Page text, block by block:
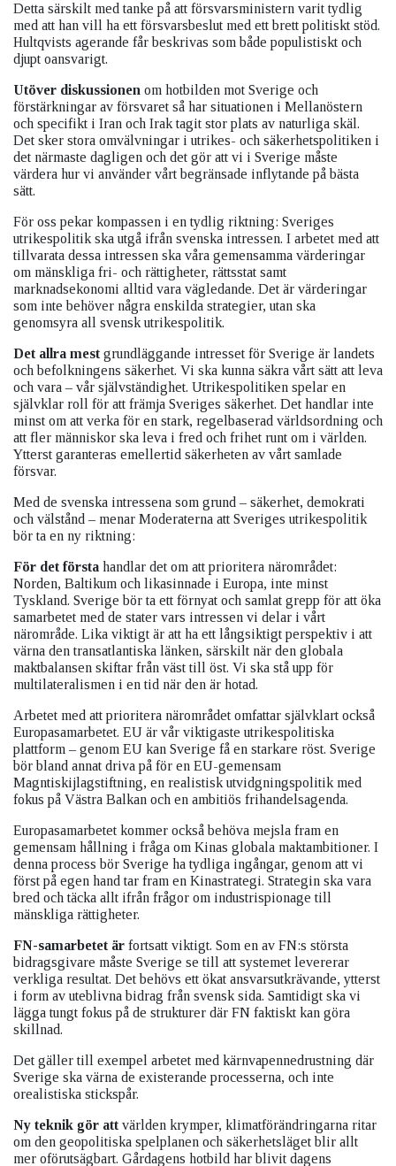
Detta särskilt med tanke på att försvarsministern varit tydlig
med att han vill ha ett försvarsbeslut med ett brett politiskt stöd.
Hultqvists agerande får beskrivas som både populistiskt och
djupt oansvarigt.
Utöver diskussionen om hotbilden mot Sverige och
förstärkningar av försvaret så har situationen i Mellanöstern
och specifikt i Iran och Irak tagit stor plats av naturliga skäl.
Det sker stora omvälvningar i utrikes- och säkerhetspolitiken i
det närmaste dagligen och det gör att vi i Sverige måste
värdera hur vi använder vårt begränsade inflytande på bästa
sätt.
För oss pekar kompassen i en tydlig riktning: Sveriges
utrikespolitik ska utgå ifrån svenska intressen. I arbetet med att
tillvarata dessa intressen ska våra gemensamma värderingar
om mänskliga fri- och rättigheter, rättsstat samt
marknadsekonomi alltid vara vägledande. Det är värderingar
som inte behöver några enskilda strategier, utan ska
genomsyra all svensk utrikespolitik.
Det allra mest grundläggande intresset för Sverige är landets
och befolkningens säkerhet. Vi ska kunna säkra vårt sätt att leva
och vara – vår självständighet. Utrikespolitiken spelar en
självklar roll för att främja Sveriges säkerhet. Det handlar inte
minst om att verka för en stark, regelbaserad världsordning och
att fler människor ska leva i fred och frihet runt om i världen.
Ytterst garanteras emellertid säkerheten av vårt samlade
försvar.
Med de svenska intressena som grund – säkerhet, demokrati
och välstånd – menar Moderaterna att Sveriges utrikespolitik
bör ta en ny riktning:
För det första handlar det om att prioritera närområdet:
Norden, Baltikum och likasinnade i Europa, inte minst
Tyskland. Sverige bör ta ett förnyat och samlat grepp för att öka
samarbetet med de stater vars intressen vi delar i vårt
närområde. Lika viktigt är att ha ett långsiktigt perspektiv i att
värna den transatlantiska länken, särskilt när den globala
maktbalansen skiftar från väst till öst. Vi ska stå upp för
multilateralismen i en tid när den är hotad.
Arbetet med att prioritera närområdet omfattar självklart också
Europasamarbetet. EU är vår viktigaste utrikespolitiska
plattform – genom EU kan Sverige få en starkare röst. Sverige
bör bland annat driva på för en EU-gemensam
Magntiskijlagstiftning, en realistisk utvidgningspolitik med
fokus på Västra Balkan och en ambitiös frihandelsagenda.
Europasamarbetet kommer också behöva mejsla fram en
gemensam hållning i fråga om Kinas globala maktambitioner. I
denna process bör Sverige ha tydliga ingångar, genom att vi
först på egen hand tar fram en Kinastrategi. Strategin ska vara
bred och täcka allt ifrån frågor om industrispionage till
mänskliga rättigheter.
FN-samarbetet är fortsatt viktigt. Som en av FN:s största
bidragsgivare måste Sverige se till att systemet levererar
verkliga resultat. Det behövs ett ökat ansvarsutkrävande, ytterst
i form av uteblivna bidrag från svensk sida. Samtidigt ska vi
lägga tungt fokus på de strukturer där FN faktiskt kan göra
skillnad.
Det gäller till exempel arbetet med kärnvapennedrustning där
Sverige ska värna de existerande processerna, och inte
orealistiska stickspår.
Ny teknik gör att världen krymper, klimatförändringarna ritar
om den geopolitiska spelplanen och säkerhetsläget blir allt
mer oförutsägbart. Gårdagens hotbild har blivit dagens